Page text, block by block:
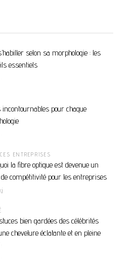
selon sa morphologie : les
essentiels
incontournables pour chaque
ENTREPRISES
la fibre optique est devenue un
compétitivité pour les entreprises
bien gardées des célébrités
chevelure éclatante et en pleine